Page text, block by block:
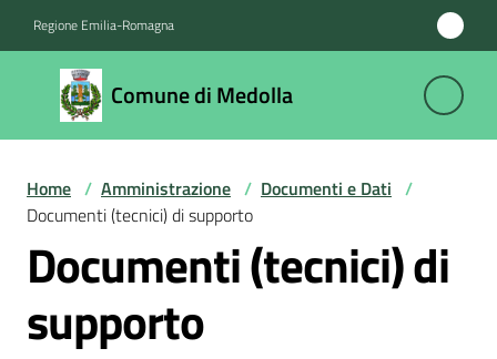
Regione Emilia-Romagna
Comune di Medolla
Comune
di
Medolla
Menu selezionato
Home / Amministrazione / Documenti e Dati /
Documenti (tecnici) di supporto
Documenti (tecnici) di
supporto